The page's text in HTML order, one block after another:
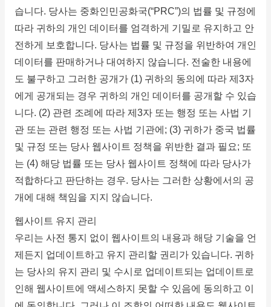
Search
for:
습니다. 당사는 중화인민공화국(“PRC”)의 법률 및 규정에
따라 귀하의 개인 데이터를 엄격하게 기밀로 유지하고 안
전하게 보호합니다. 당사는 법률 및 규정을 위반하여 개인
데이터를 판매하거나 대여하지 않습니다. 전술한 내용에
도 불구하고 그러한 공개가 (1) 귀하의 동의에 따라 제3자
에게 공개되는 경우 귀하의 개인 데이터를 공개할 수 있습
니다. (2) 관련 조례에 따라 제3자 또는 행정 또는 사법 기
관 또는 관련 행정 또는 사법 기관에; (3) 귀하가 중국 법률
및 규정 또는 당사 웹사이트 정책을 위반한 결과 필요; 또
는 (4) 해당 법률 또는 당사 웹사이트 정책에 따라 당사가
적합하다고 판단하는 경우. 당사는 그러한 상황에서의 공
개에 대해 책임을 지지 않습니다.
웹사이트 유지 관리
우리는 사전 통지 없이 웹사이트의 내용과 해당 기술을 언
제든지 업데이트하고 유지 관리할 권리가 있습니다. 귀하
는 당사의 유지 관리 및 수시로 업데이트되는 업데이트로
인해 웹사이트에 액세스하지 못할 수 있음에 동의하고 이